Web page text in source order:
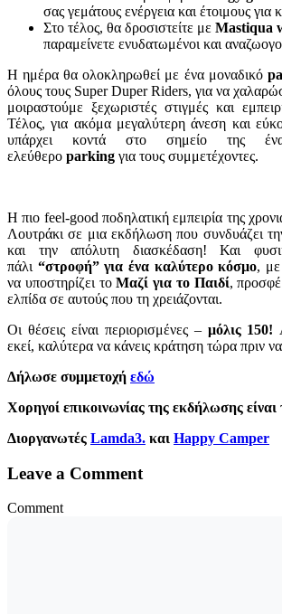
σας γεμάτους ενέργεια και έτοιμους για
Στο τέλος, θα δροσιστείτε με Mastiqua
παραμείνετε ενυδατωμένοι και
Η ημέρα θα ολοκληρωθεί με ένα μοναδικό
όλους τους Super Duper Riders, για να
μοιραστούμε ξεχωριστές στιγμές και
Τέλος, για ακόμα μεγαλύτερη άνεση και
υπάρχει κοντά στο σημείο της
ελεύθερο parking για τους συμμετέχοντες.
Η πιο feel-good ποδηλατική εμπειρία της
Λουτράκι σε μια εκδήλωση που συνδυάζει
και την απόλυτη διασκέδαση! Και
πάλι “στροφή” για ένα καλύτερο κόσμο,
να υποστηρίζει τοΜαζί για το Παιδί,
ελπίδα σε αυτούς που τη χρειάζονται.
Οι θέσεις είναι περιορισμένες – μόλις 150!
εκεί, καλύτερα να κάνεις κράτηση τώρα πριν να
Δήλωσε συμμετοχή εδώ
Χορηγοί επικοινωνίας της εκδήλωσης είναι
Διοργανωτές Lamda3. και Happy Camper
Leave a Comment
Comment